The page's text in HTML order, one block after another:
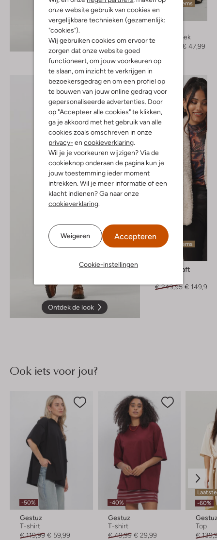
onze website gebruik van cookies en
vergelijkbare technieken (gezamenlijk:
"cookies").
Wij gebruiken cookies om ervoor te
zorgen dat onze website goed
functioneert, om jouw voorkeuren op
te slaan, om inzicht te verkrijgen in
bezoekersgedrag en om een profiel op
te bouwen van jouw online gedrag voor
gepersonaliseerde advertenties. Door
op "Accepteer alle cookies" te klikken,
ga je akkoord met het gebruik van alle
cookies zoals omschreven in onze
privacy- en cookieverklaring
Wil je je voorkeuren wijzigen? Via de
cookieknop onderaan de pagina kun je
jouw toestemming ieder moment
intrekken. Wil je meer informatie of een
klacht indienen? Ga naar onze
cookieverklaring
Weigeren Accepteren
Cookie-instellingen
Ontdek de look
Laatste items
-60%
Cargobroek
€ 47,99
Ontdek de look
Laatste items
Goosecraft
€ 249,95 € 149,99
Ook iets voor jou?
-50%
Gestuz
T-shirt
€ 119,99 € 59,99
-40%
Gestuz
T-shirt
€ 49,99 € 29,99
-60%
Top
€